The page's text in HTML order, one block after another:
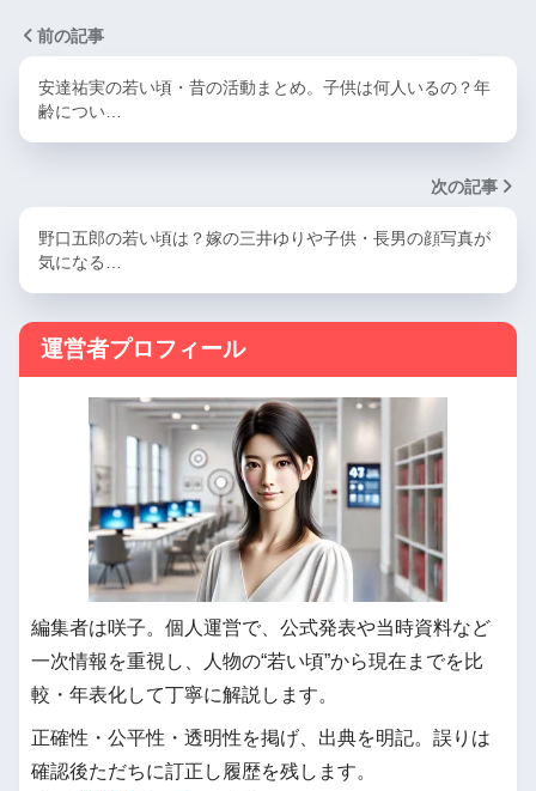
前の記事
安達祐実の若い頃・昔の活動まとめ。子供は何人いるの？年
齢につい…
次の記事
野口五郎の若い頃は？嫁の三井ゆりや子供・長男の顔写真が
気になる…
運営者プロフィール
編集者は咲子。個人運営で、公式発表や当時資料など
一次情報を重視し、人物の“若い頃”から現在までを比
較・年表化して丁寧に解説します。
正確性・公平性・透明性を掲げ、出典を明記。誤りは
確認後ただちに訂正し履歴を残します。